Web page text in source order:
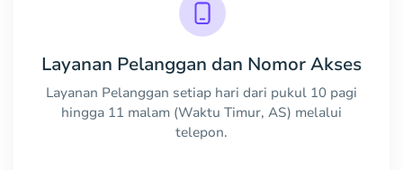
Layanan Pelanggan dan Nomor Akses
Layanan Pelanggan setiap hari dari pukul 10 pagi
hingga 11 malam (Waktu Timur, AS) melalui
telepon.